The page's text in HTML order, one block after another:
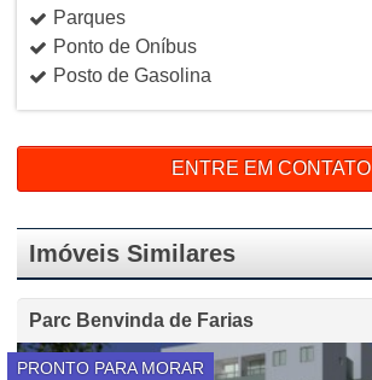
Parques
Ponto de Oníbus
Posto de Gasolina
ENTRE EM CONTATO
Imóveis Similares
Parc Benvinda de Farias
PRONTO PARA MORAR